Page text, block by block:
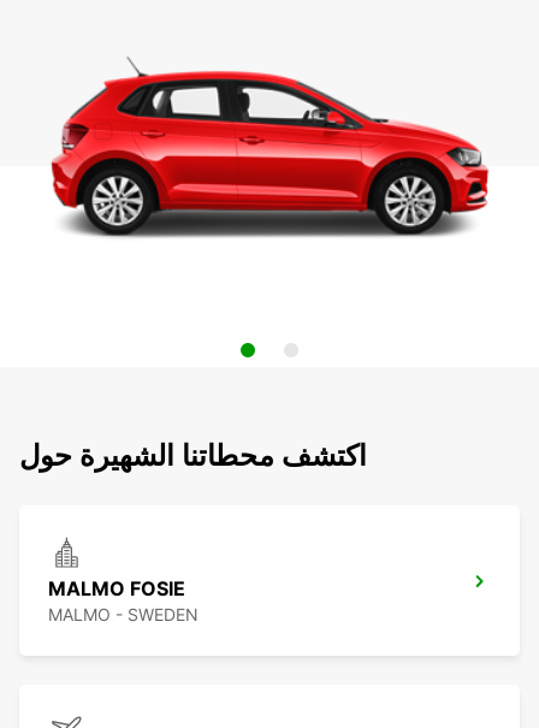
اكتشف محطاتنا الشهيرة حول
MALMO FOSIE
MALMO - SWEDEN